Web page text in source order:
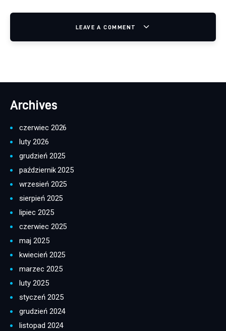
LEAVE A COMMENT
Archives
czerwiec 2026
luty 2026
grudzień 2025
październik 2025
wrzesień 2025
sierpień 2025
lipiec 2025
czerwiec 2025
maj 2025
kwiecień 2025
marzec 2025
luty 2025
styczeń 2025
grudzień 2024
listopad 2024